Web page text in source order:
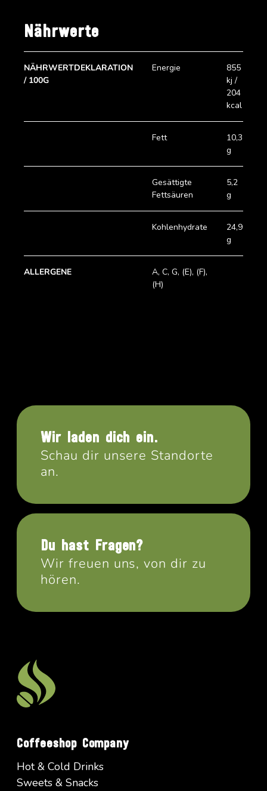
Nährwerte
NÄHRWERTDEKLARATION
/ 100G
Energie
855
kj /
204
kcal
Fett
10,3
g
Gesättigte
Fettsäuren
5,2
g
Kohlenhydrate
24,9
g
ALLERGENE
A, C, G, (E), (F),
(H)
Wir laden dich ein.
Schau dir unsere Standorte
an.
Du hast Fragen?
Wir freuen uns, von dir zu
hören.
Coffeeshop Company
Hot & Cold Drinks
Sweets & Snacks